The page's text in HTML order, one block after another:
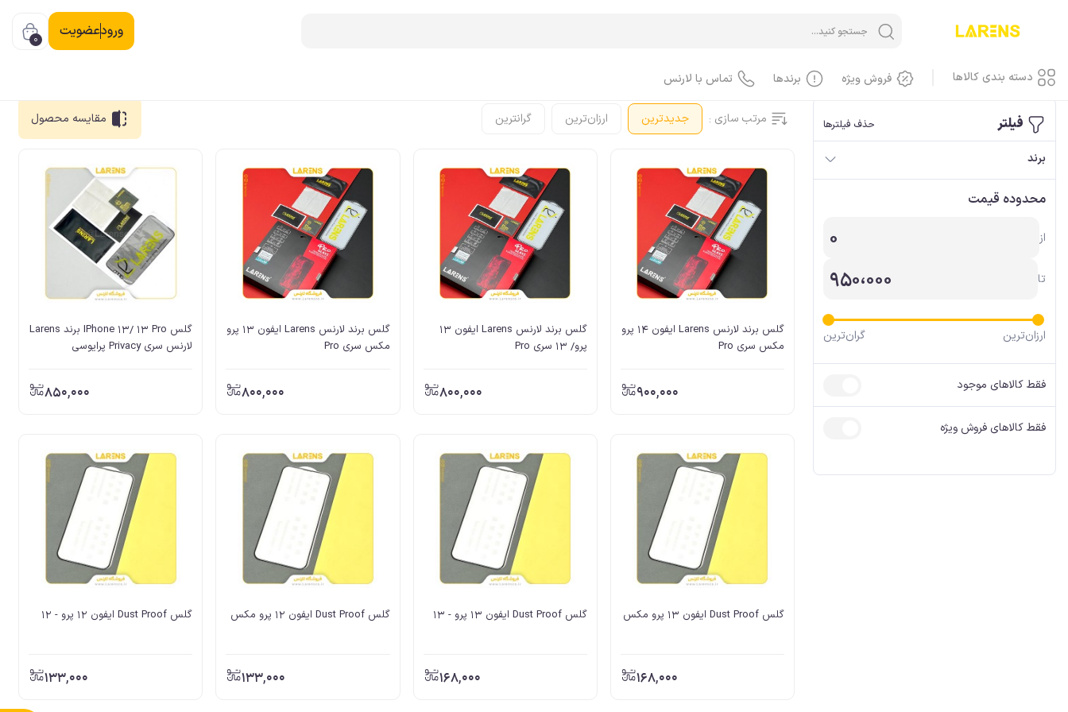
ورودعضویت 0
دسته بندی کالاها
آیفون iPhone
آیفون، گوشی
آیفون، محافظ صفحه، گلس
آیفون، باطری
آیفون، LCD
آیفون، هندسفری، هدست
اپل واچ، ساعت
اپل واچ، بند
اپل واچ، کاور
اپل واچ، محافظ صفحه
اپل واچ، کابل، شارژر
اپل واچ، لوازم جانبی
ایرپاد
ایرپاد، کاور
ایرپاد، کابل، شارژر
ایرپاد، لوازم جانبی
فروش ویژه برندها تماس با لارنس
خانه
فیلتر حذف فیلترها
برند
محدوده قیمت
از 0
تا 950،000
ارزان‌ترین گران‌ترین
فقط کالاهای موجود
فقط کالاهای فروش ویژه
مرتب سازی : جدیدترین ارزان‌ترین گرانترین مقایسه محصول
گلس برند لارنس Larens ایفون 14 پرو
مکس سری Pro
900,000
گلس برند لارنس Larens ایفون 13
پرو/ 13 سری Pro
800,000
گلس برند لارنس Larens ایفون 13 پرو
مکس سری Pro
800,000
گلس IPhone 13/ 13 Pro برند Larens
لارنس سری Privacy پرایوسی
850,000
گلس Dust Proof ایفون 13 پرو مكس
168,000
گلس Dust Proof ایفون 13 پرو - 13
168,000
گلس Dust Proof ایفون 12 پرو مکس
133,000
گلس Dust Proof ایفون 12 پرو - 12
133,000